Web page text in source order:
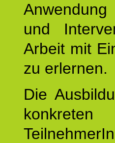
und
Arbeit mit
zu erlernen.
Die